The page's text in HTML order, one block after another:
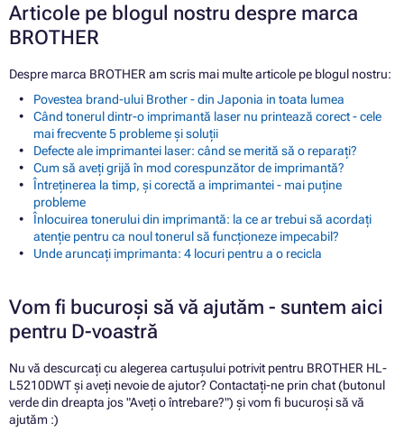
Articole pe blogul nostru despre marca
BROTHER
Despre marca BROTHER am scris mai multe articole pe blogul nostru:
Povestea brand-ului Brother - din Japonia in toata lumea
Când tonerul dintr-o imprimantă laser nu printează corect - cele
mai frecvente 5 probleme și soluții
Defecte ale imprimantei laser: când se merită să o reparați?
Cum să aveți grijă în mod corespunzător de imprimantă?
Întreținerea la timp, și corectă a imprimantei - mai puține
probleme
Înlocuirea tonerului din imprimantă: la ce ar trebui să acordați
atenție pentru ca noul tonerul să funcționeze impecabil?
Unde aruncați imprimanta: 4 locuri pentru a o recicla
Vom fi bucuroși să vă ajutăm - suntem aici
pentru D-voastră
Nu vă descurcați cu alegerea cartușului potrivit pentru BROTHER HL-
L5210DWT și aveți nevoie de ajutor? Contactați-ne prin chat (butonul
verde din dreapta jos "Aveți o întrebare?") și vom fi bucuroși să vă
ajutăm :)